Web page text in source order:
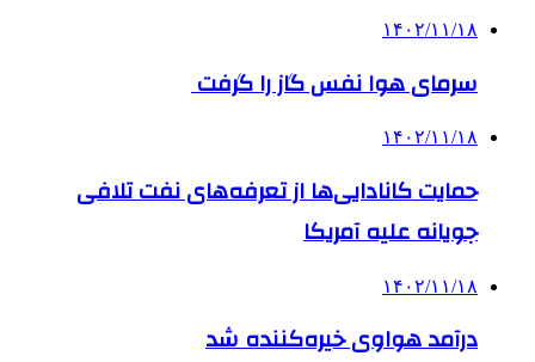
۱۴۰۲/۱۱/۱۸
سرمای هوا نفس گاز را گرفت
۱۴۰۲/۱۱/۱۸
حمایت کانادایی‌ها از تعرفه‌های نفت تلافی
جویانه علیه آمریکا
۱۴۰۲/۱۱/۱۸
درآمد هواوی خیره‌کننده شد